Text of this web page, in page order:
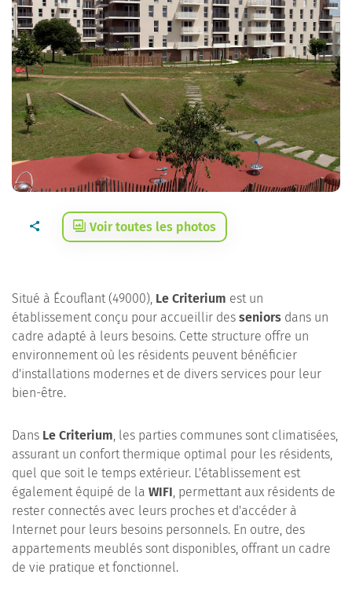
Voir toutes les photos
Situé à Écouflant (49000), Le Criterium est un
établissement conçu pour accueillir des seniors dans un
cadre adapté à leurs besoins. Cette structure offre un
environnement où les résidents peuvent bénéficier
d'installations modernes et de divers services pour leur
bien-être.
Dans Le Criterium, les parties communes sont climatisées,
assurant un confort thermique optimal pour les résidents,
quel que soit le temps extérieur. L'établissement est
également équipé de la WIFI, permettant aux résidents de
rester connectés avec leurs proches et d'accéder à
Internet pour leurs besoins personnels. En outre, des
appartements meublés sont disponibles, offrant un cadre
de vie pratique et fonctionnel.